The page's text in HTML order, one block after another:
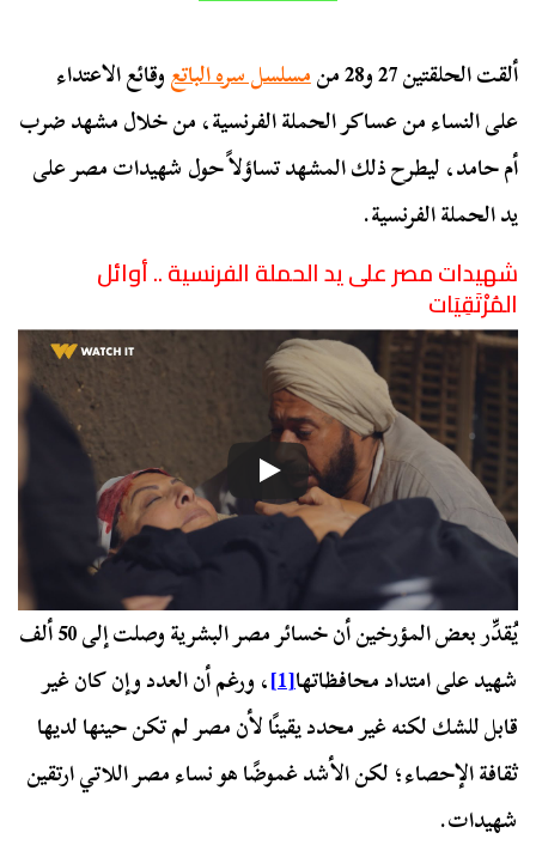
ألقت الحلقتين 27 و28 من مسلسل سره الباتعوقائع الاعتداء
على النساء من عساكر الحملة الفرنسية، من خلال مشهد ضرب
أم حامد، ليطرح ذلك المشهد تساؤلاً حول شهيدات مصر على
يد الحملة الفرنسية.
شهيدات مصر على يد الحملة الفرنسية .. أوائل
المُرْتَقِيَات
يُقدِّر بعض المؤرخين أن خسائر مصر البشرية وصلت إلى 50 ألف
شهيد على امتداد محافظاتها[1] ، ورغم أن العدد وإن كان غير
قابل للشك لكنه غير محدد يقينًا لأن مصر لم تكن حينها لديها
ثقافة الإحصاء؛ لكن الأشد غموضًا هو نساء مصر اللاتي ارتقين
شهيدات.